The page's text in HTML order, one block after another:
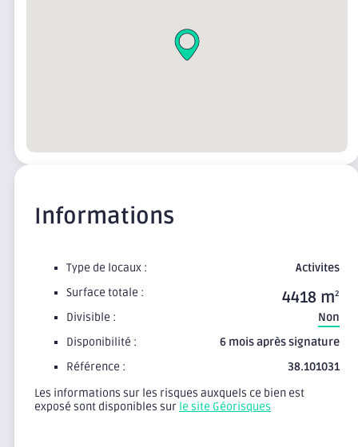
Informations
Type de locaux :
Activites
Surface totale :
4418 m2
Divisible :
Non
Disponibilité :
6 mois après signature
Référence :
38.101031
Les informations sur les risques auxquels ce bien est
exposé sont disponibles sur le site Géorisques